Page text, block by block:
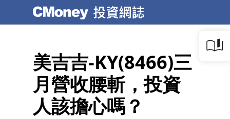
美吉吉-KY(8466)三
月營收腰斬，投資
人該擔心嗎？